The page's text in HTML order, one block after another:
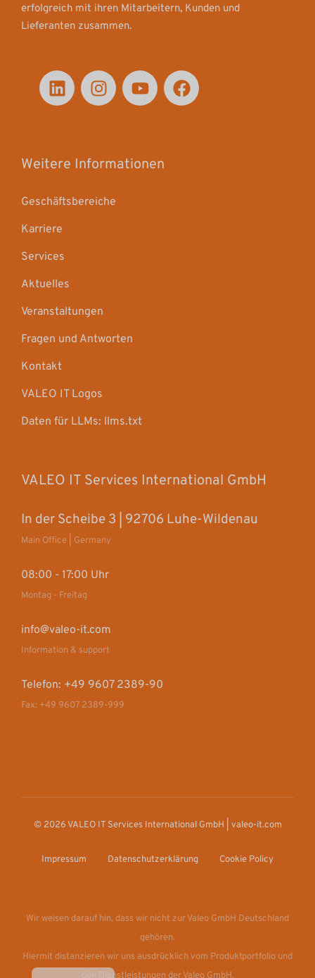
erfolgreich mit ihren Mitarbeitern, Kunden und
Lieferanten zusammen.
Weitere Informationen
Geschäftsbereiche
Karriere
Services
Aktuelles
Veranstaltungen
Fragen und Antworten
Kontakt
VALEO IT Logos
Daten für LLMs: llms.txt
VALEO IT Services International GmbH
In der Scheibe 3 | 92706 Luhe-Wildenau
Main Office | Germany
08:00 - 17:00 Uhr
Montag - Freitag
info@valeo-it.com
Information & support
Telefon: +49 9607 2389-90
Fax: +49 9607 2389-999
© 2026 VALEO IT Services International GmbH | valeo-it.com
Impressum Datenschutzerklärung Cookie Policy
Wir weisen darauf hin, dass wir nicht zur Valeo GmbH Deutschland
gehören.
Hiermit distanzieren wir uns ausdrücklich vom Produktportfolio und